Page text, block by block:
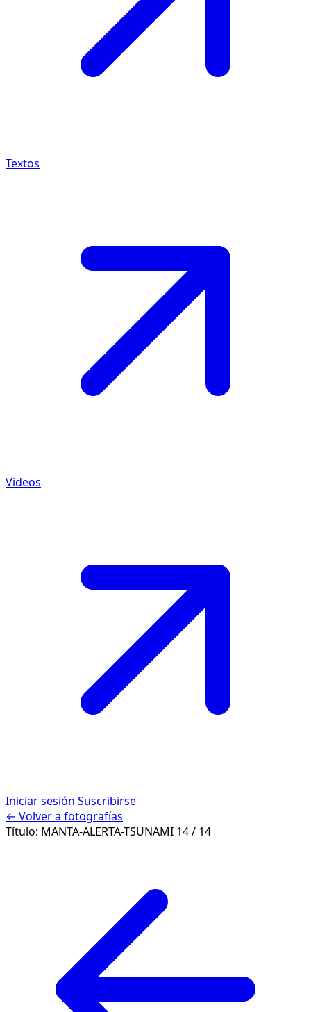
Textos
Videos
Iniciar sesión Suscribirse
← Volver a fotografías
Título: MANTA-ALERTA-TSUNAMI 14 / 14